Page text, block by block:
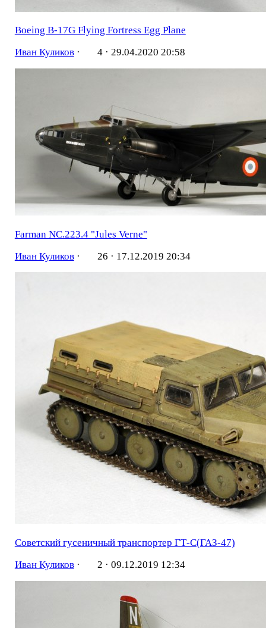
Boeing B-17G Flying Fortress Egg Plane
Иван Куликов· 4 · 29.04.2020 20:58
Farman NC.223.4 "Jules Verne"
Иван Куликов· 26 · 17.12.2019 20:34
Советский гусеничный транспортер ГТ-С(ГАЗ-47)
Иван Куликов· 2 · 09.12.2019 12:34